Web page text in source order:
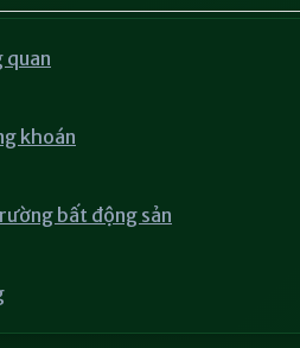
quan
khoán
bất động sản